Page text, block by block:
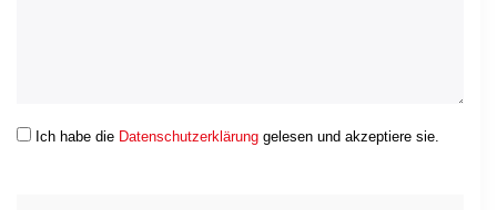
Ich habe die Datenschutzerklärung gelesen und akzeptiere sie.